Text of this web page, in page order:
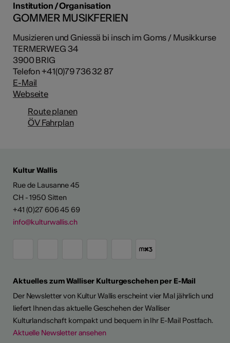
Institution / Organisation
GOMMER MUSIKFERIEN
Musizieren und Gniessä bi insch im Goms / Musikkurse
TERMERWEG 34
3900 BRIG
Telefon +41(0)79 736 32 87
E-Mail
Webseite
Route planen
ÖV Fahrplan
Kultur Wallis
Rue de Lausanne 45
CH - 1950 Sitten
+41 (0)27 606 45 69
info@kulturwallis.ch
Aktuelles zum Walliser Kulturgeschehen per E-Mail
Der Newsletter von Kultur Wallis erscheint vier Mal jährlich und
liefert Ihnen das aktuelle Geschehen der Walliser
Kulturlandschaft kompakt und bequem in Ihr E-Mail Postfach.
Aktuelle Newsletter ansehen